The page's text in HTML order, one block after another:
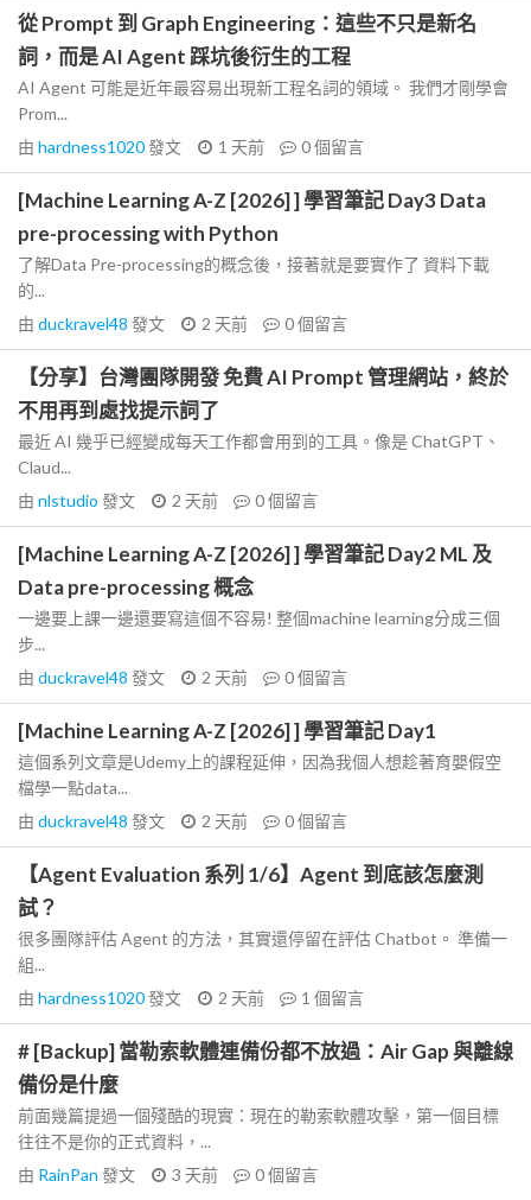
從 Prompt 到 Graph Engineering：這些不只是新名
詞，而是 AI Agent 踩坑後衍生的工程
AI Agent 可能是近年最容易出現新工程名詞的領域。 我們才剛學會
Prom...
由 hardness1020發文 1 天前 0個留言
[Machine Learning A-Z [2026] ] 學習筆記 Day3 Data
pre-processing with Python
了解Data Pre-processing的概念後，接著就是要實作了 資料下載
的...
由 duckravel48 發文 2 天前 0個留言
【分享】台灣團隊開發 免費 AI Prompt 管理網站，終於
不用再到處找提示詞了
最近 AI 幾乎已經變成每天工作都會用到的工具。像是 ChatGPT、
Claud...
由 nlstudio 發文 2 天前 0個留言
[Machine Learning A-Z [2026] ] 學習筆記 Day2 ML 及
Data pre-processing 概念
一邊要上課一邊還要寫這個不容易! 整個machine learning分成三個
步...
由 duckravel48 發文 2 天前 0個留言
[Machine Learning A-Z [2026] ] 學習筆記 Day1
這個系列文章是Udemy上的課程延伸，因為我個人想趁著育嬰假空
檔學一點data...
由 duckravel48 發文 2 天前 0個留言
【Agent Evaluation 系列 1/6】Agent 到底該怎麼測
試？
很多團隊評估 Agent 的方法，其實還停留在評估 Chatbot。 準備一
組...
由 hardness1020發文 2 天前 1 個留言
# [Backup] 當勒索軟體連備份都不放過：Air Gap 與離線
備份是什麼
前面幾篇提過一個殘酷的現實：現在的勒索軟體攻擊，第一個目標
往往不是你的正式資料，...
由 RainPan 發文 3 天前 0個留言